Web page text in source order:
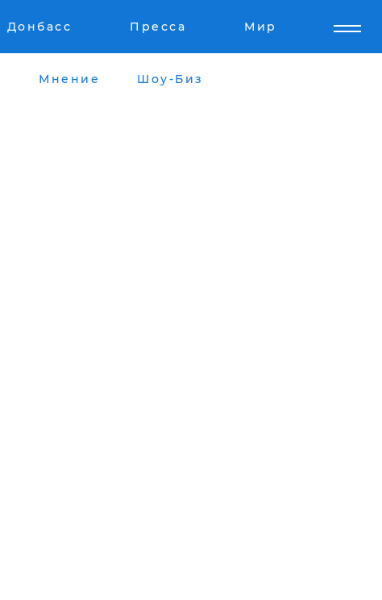
Донбасс Пресса Мир
Мнение Шоу-Биз